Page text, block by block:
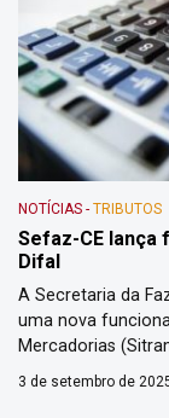
NOTÍCIAS - TRIBUTOS
Sefaz-CE lança
Difal
A Secretaria da
uma nova
Mercadorias
Alíquota de
3 de setembro de